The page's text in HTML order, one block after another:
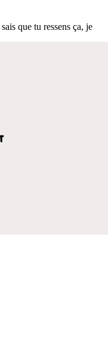
que tu ressens ça, je